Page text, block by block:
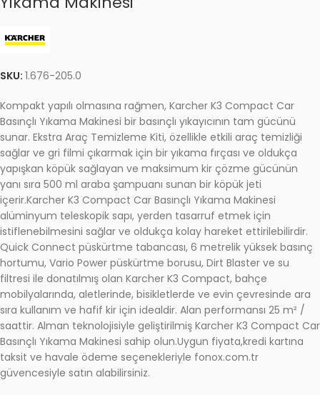
SKU:1.676-205.0
Kompakt yapılı olmasına rağmen, Karcher K3 Compact Car
Basınçlı Yıkama Makinesi bir basınçlı yıkayıcının tam gücünü
sunar. Ekstra Araç Temizleme Kiti, özellikle etkili araç temizliği
sağlar ve gri filmi çıkarmak için bir yıkama fırçası ve oldukça
yapışkan köpük sağlayan ve maksimum kir çözme gücünün
yanı sıra 500 ml araba şampuanı sunan bir köpük jeti
içerir.Karcher K3 Compact Car Basınçlı Yıkama Makinesi
alüminyum teleskopik sapı, yerden tasarruf etmek için
istiflenebilmesini sağlar ve oldukça kolay hareket ettirilebilirdir.
Quick Connect püskürtme tabancası, 6 metrelik yüksek basınç
hortumu, Vario Power püskürtme borusu, Dirt Blaster ve su
filtresi ile donatılmış olan Karcher K3 Compact, bahçe
mobilyalarında, aletlerinde, bisikletlerde ve evin çevresinde ara
sıra kullanım ve hafif kir için idealdir. Alan performansı 25 m² /
saattir. Alman teknolojisiyle geliştirilmiş Karcher K3 Compact Car
Basınçlı Yıkama Makinesi sahip olun.Uygun fiyata,kredi kartına
taksit ve havale ödeme seçenekleriyle fonox.com.tr
güvencesiyle satın alabilirsiniz.